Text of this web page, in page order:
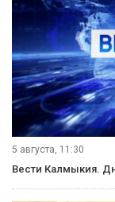
5 августа, 11:30
Вести Калмыкия.